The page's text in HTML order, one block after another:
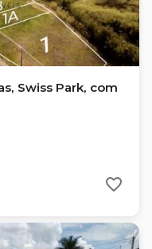
Swiss Park, com